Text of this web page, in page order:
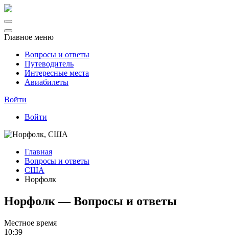
Главное меню
Вопросы и ответы
Путеводитель
Интересные места
Авиабилеты
Войти
Войти
Главная
Вопросы и ответы
США
Норфолк
Норфолк — Вопросы и ответы
Местное время
10:39